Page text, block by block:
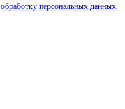
обработку персональных данных.